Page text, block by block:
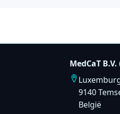
MedCaT
9140
België